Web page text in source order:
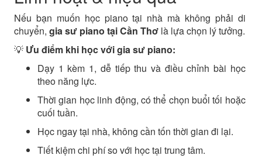
Nếu bạn muốn học piano tại nhà mà không phải di
chuyển, gia sư piano tại Cần Thơlà lựa chọn lý tưởng.
💡 Ưu điểm khi học với gia sư piano:
Dạy 1 kèm 1, dễ tiếp thu và điều chỉnh bài học
theo năng lực.
Thời gian học linh động, có thể chọn buổi tối hoặc
cuối tuần.
Học ngay tại nhà, không cần tốn thời gian đi lại.
Tiết kiệm chi phí so với học tại trung tâm.